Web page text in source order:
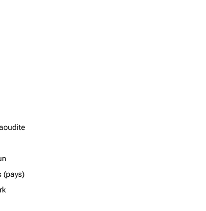
(pays)